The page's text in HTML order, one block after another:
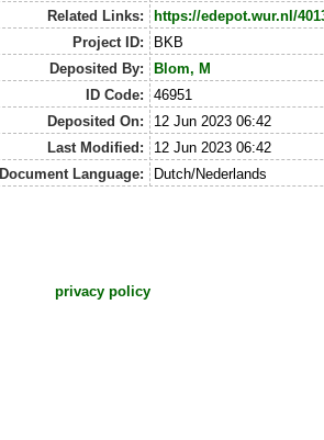
Related Links:
https://edepot.wur.nl/
Project ID:
BKB
Deposited By:
Blom, M
ID Code:
46951
Deposited On:
12 Jun 2023 06:42
Last Modified:
12 Jun 2023 06:42
Document Language:
Dutch/Nederlands
privacy policy